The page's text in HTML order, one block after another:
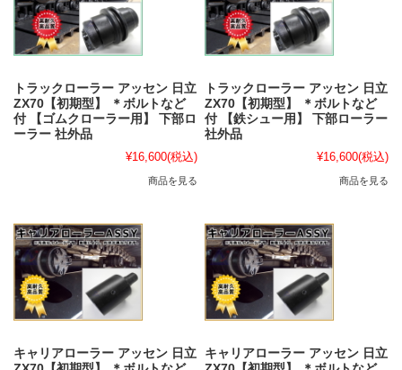
トラックローラー アッセン 日立
ZX70【初期型】 ＊ボルトなど
付 【ゴムクローラー用】 下部ロ
ーラー 社外品
¥16,600(税込)
商品を見る
トラックローラー アッセン 日立
ZX70【初期型】 ＊ボルトなど
付 【鉄シュー用】 下部ローラー
社外品
¥16,600(税込)
商品を見る
キャリアローラー アッセン 日立
キャリアローラー アッセン 日立